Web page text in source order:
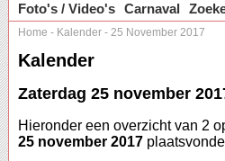
Foto's / Video's Carnaval
Home - Kalender - 25 November 2017
Kalender
Zaterdag 25 november
Hieronder een overzicht van 2
25 november 2017